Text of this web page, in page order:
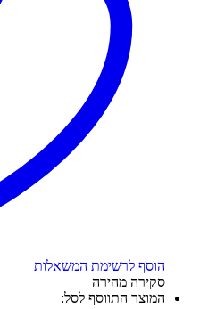
הוסף לרשימת המשאלות
סקירה מהירה
המוצר התווסף לסל: